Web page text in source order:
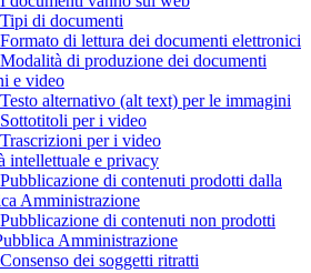
di documenti
di lettura dei documenti elettronici
di produzione dei documenti
e video
alternativo (alt text) per le immagini
per i video
per i video
intellettuale e privacy
di contenuti prodotti dalla
Amministrazione
di contenuti non prodotti
Amministrazione
dei soggetti ritratti